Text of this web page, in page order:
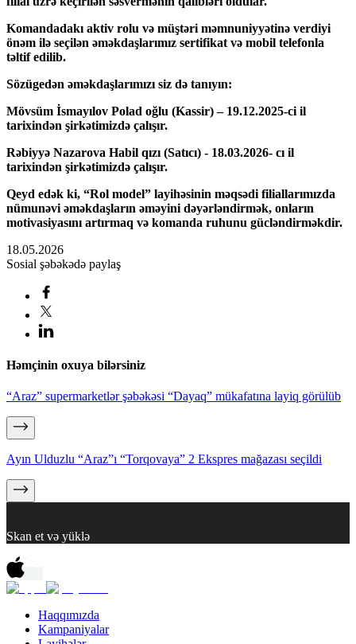
Komandadakı aktiv rolu və müştəri məmnuniyyətinə verdiyi
önəm ilə seçilən əməkdaşlarımız sertifikat və mobil telefonla
təltif edilib.
Sözügedən əməkdaşlarımızı siz də tanıyın:
Mövsüm İsmayılov Polad oğlu (Kassir) – 19.12.2025-ci il
tarixindən şirkətimizdə çalışır.
Rəbiyyə Nazarova Habil qızı (Satıcı) - 18.03.2026- cı il
tarixindən şirkətimizdə çalışır.
Qeyd edək ki, “Rol model” layihəsinin məqsədi filiallarımızda
nümunəvi əməkdaşların əməyini dəyərləndirmək, onların
motivasiyasını artırmaq və komanda ruhunu gücləndirməkdir.
18.05.2026
Sosial şəbəkədə paylaş
Həmçinin oxuya bilərsiniz
“Araz” supermarketlər şəbəkəsi “Dayaq” mükafatına layiq görülüb
Ayın Ulduzlu “Araz”ı “Torqovaya” 2 Ekspres mağazası seçildi
Skan et və yüklə
Haqqımızda
Kampaniyalar